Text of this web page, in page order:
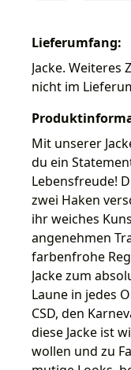
Lieferumfang:
Jacke. Weiteres
nicht im
Mit unserer
du ein
Lebensfreude!
zwei Haken
ihr weiches
angenehmen
farbenfrohe
Jacke zum
Laune in jedes
CSD, den
diese Jacke ist
wollen und zu